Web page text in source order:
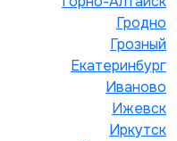
Гродно
Грозный
Екатеринбург
Иваново
Ижевск
Иркутск